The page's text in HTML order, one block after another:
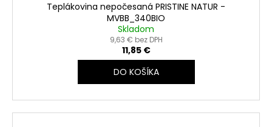
Teplákovina nepočesaná PRISTINE NATUR -
MVBB_340BIO
Skladom
9,63 € bez DPH
11,85 €
DO KOŠÍKA